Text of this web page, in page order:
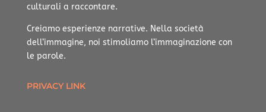
culturali a raccontare.
Creiamo esperienze narrative. Nella società
dell’immagine, noi stimoliamo l’immaginazione con
le parole.
PRIVACY LINK